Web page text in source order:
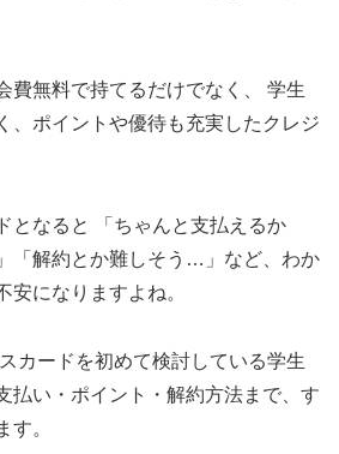
費無料で持てるだけでなく、 学生
、ポイントや優待も充実したクレジ
となると 「ちゃんと支払えるか
「解約とか難しそう…」など、わか
安になりますよね。
カードを初めて検討している学生
払い・ポイント・解約方法まで、す
す。